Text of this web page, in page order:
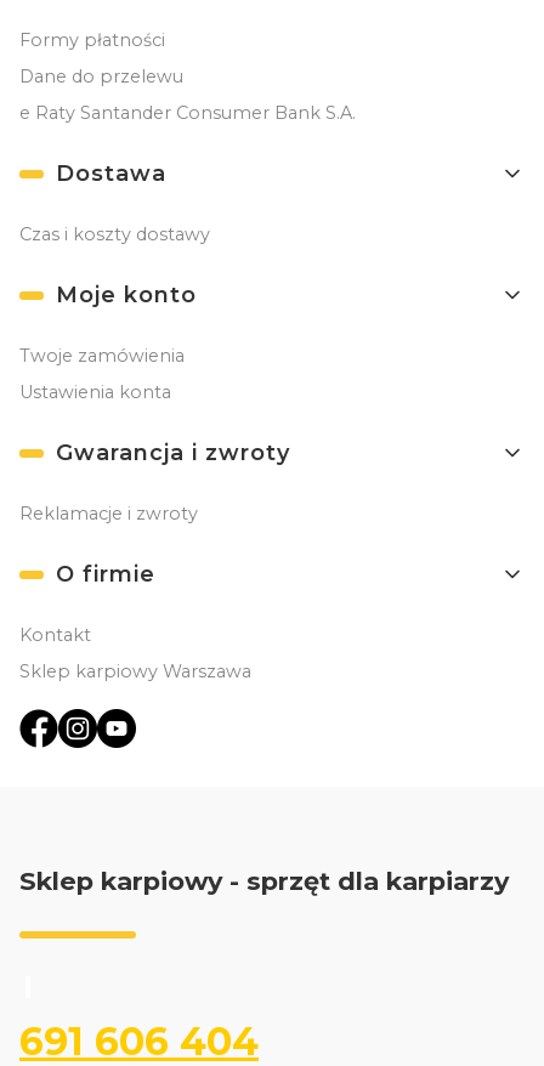
Formy płatności
Dane do przelewu
e Raty Santander Consumer Bank S.A.
Dostawa
Czas i koszty dostawy
Moje konto
Twoje zamówienia
Ustawienia konta
Gwarancja i zwroty
Reklamacje i zwroty
O firmie
Kontakt
Sklep karpiowy Warszawa
Sklep karpiowy - sprzęt dla karpiarzy
691 606 404